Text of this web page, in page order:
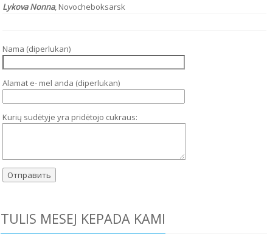
Lykova Nonna, Novocheboksarsk
Nama (diperlukan)
Alamat e- mel anda (diperlukan)
Kurių sudėtyje yra pridėtojo cukraus:
TULIS MESEJ KEPADA KAMI